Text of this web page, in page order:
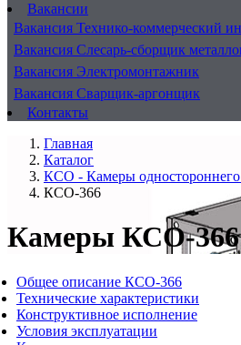
Вакансии
Вакансия Технико-коммерческий
Вакансия Слесарь-сборщик
Вакансия Электромонтажник
Вакансия Сварщик-аргонщик
Контакты
Главная
Каталог
КСО - Камеры
КСО-366
Камеры КСО-366
Общее описание КСО-366
Технические характеристики
Конструктивное исполнение
Условия эксплуатации